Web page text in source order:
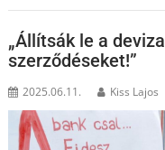
„Állítsák le a
szerződéseket!”
2025.06.11. Kiss Lajos